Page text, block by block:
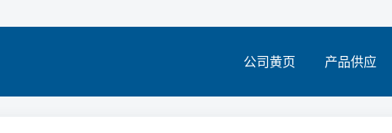
公司黄页 产品供应